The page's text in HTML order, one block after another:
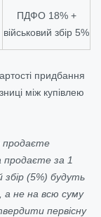
ПДФО 18% +
військовий збір 5%
придбання
між купівлею
продаєте
продаєте за 1
(5%) будуть
а не на всю суму
первісну